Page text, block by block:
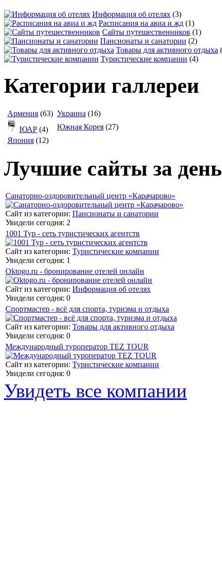
Информация об отелях (3)
Расписания на авиа и жд (1)
Сайты путешественников (1)
Пансионаты и санатории (2)
Товары для активного отдыха
Туристические компании (4)
Категории галлереи
Армения (63) Украина (16)
ЮАР (4) Южная Корея (27)
Япония (12)
Лучшие сайты за день
Санаторно-оздоровительный центр «Карачарово»
Сайт из категории: Пансионаты и санатории
Увидели сегодня: 2
1001 Тур - сеть туристических агентств
Сайт из категории: Туристические компании
Увидели сегодня: 1
Oktogo.ru - бронирование отелей онлайн
Сайт из категории: Информация об отелях
Увидели сегодня: 0
Спортмастер - всё для спорта, туризма и отдыха
Сайт из категории: Товары для активного отдыха
Увидели сегодня: 0
Международный туроператор TEZ TOUR
Сайт из категории: Туристические компании
Увидели сегодня: 0
Увидеть все компании